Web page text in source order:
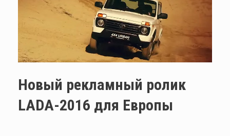
Новый рекламный ролик
LADA-2016 для Европы